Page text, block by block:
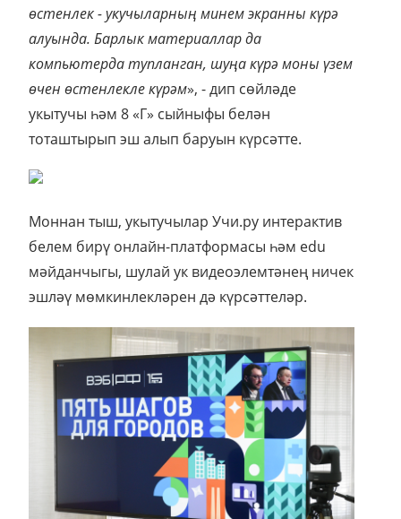
өстенлек - укучыларның минем экранны күрә
алуында. Барлык материаллар да
компьютерда тупланган, шуңа күрә моны үзем
өчен өстенлекле күрәм», - дип сөйләде
укытучы һәм 8 «Г» сыйныфы белән
тоташтырып эш алып баруын күрсәтте.
Моннан тыш, укытучылар Учи.ру интерактив
белем бирү онлайн-платформасы һәм edu
мәйданчыгы, шулай ук видеоэлемтәнең ничек
эшләү мөмкинлекләрен дә күрсәттеләр.